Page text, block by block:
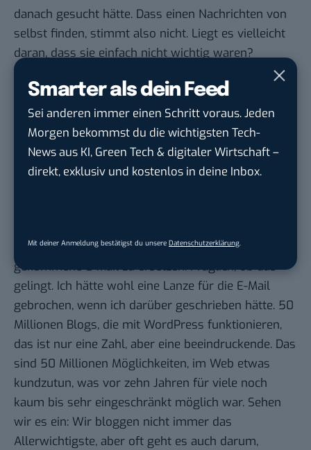
Smarter als dein Feed
Sei anderen immer einen Schritt voraus. Jeden
Morgen bekommst du die wichtigsten Tech-
News aus KI, Green Tech & digitaler Wirtschaft –
direkt, exklusiv und kostenlos in deine Inbox.
Mit deiner Anmeldung bestätigst du unsere Datenschutzerklärung
danach gesucht hätte. Dass einen Nachrichten von
selbst finden, stimmt also nicht. Liegt es vielleicht
daran, dass sie einfach nicht wichtig waren?
Rückblickend muss man wohl zugeben: Jepp, das
meiste davon hätte man sich schenken können. Es
ist für uns nicht weiter von Belang und die Welt
wird sich ganz sicher auch morgen noch drehen,
wenn niemand darüber berichtet hätte.
Doch schaut man genauer, ist doch einiges dabei,
Ein Dienst schickt sich an, die ebenfalls in die Jahre
gekommene E-Mail zu ersetzen. Fraglich, ob das
gelingt. Ich hätte wohl eine Lanze für die E-Mail
gebrochen, wenn ich darüber geschrieben hätte. 50
Millionen Blogs, die mit WordPress funktionieren,
das ist nur eine Zahl, aber eine beeindruckende. Das
sind 50 Millionen Möglichkeiten, im Web etwas
kundzutun, was vor zehn Jahren für viele noch
kaum bis sehr eingeschränkt möglich war. Sehen
wir es ein: Wir bloggen nicht immer das
Allerwichtigste, aber oft geht es auch darum,